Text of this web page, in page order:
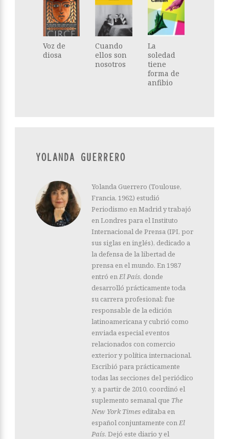
Voz de
diosa
Cuando
ellos son
nosotros
La
soledad
tiene
forma de
anfibio
YOLANDA GUERRERO
Yolanda Guerrero (Toulouse,
Francia, 1962) estudió
Periodismo en Madrid y trabajó
en Londres para el Instituto
Internacional de Prensa (IPI, por
sus siglas en inglés), dedicado a
la defensa de la libertad de
prensa en el mundo. En 1987
entró enEl País, donde
desarrolló prácticamente toda
su carrera profesional: fue
responsable de la edición
latinoamericana y cubrió como
enviada especial eventos
relacionados con comercio
exterior y política internacional.
Escribió para prácticamente
todas las secciones del periódico
y, a partir de 2010, coordinó el
suplemento semanal que The
New York Times editaba en
español conjuntamente conEl
País. Dejó este diario y el